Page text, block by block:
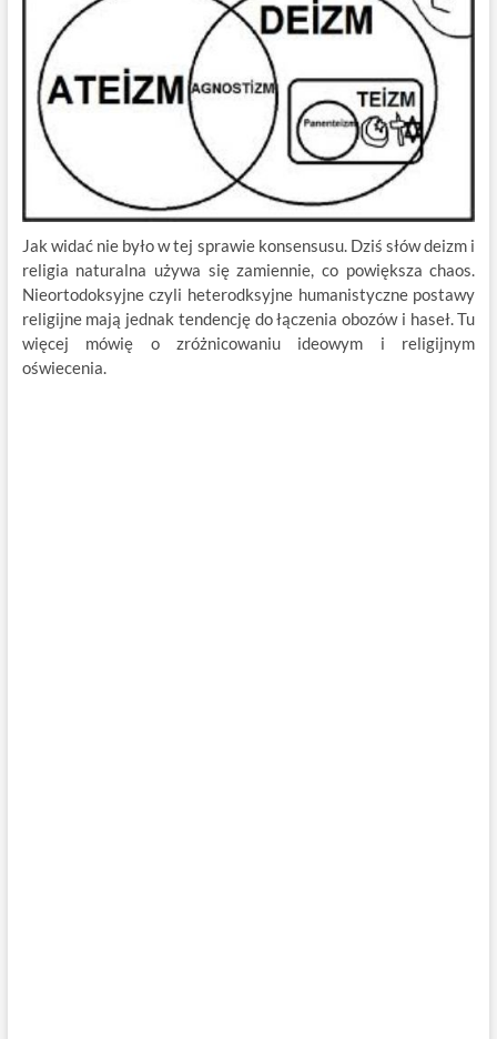
Jak widać nie było w tej sprawie konsensusu. Dziś słów deizm i
religia naturalna używa się zamiennie, co powiększa chaos.
Nieortodoksyjne czyli heterodksyjne humanistyczne postawy
religijne mają jednak tendencję do łączenia obozów i haseł. Tu
więcej mówię o zróżnicowaniu ideowym i religijnym
oświecenia.